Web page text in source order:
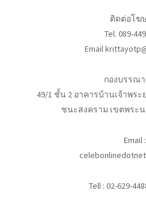
ติดต่อโฆ
Tel. 089-
Email
กองบรรณ
49/1 ชั้น 2 อาคารบ้านเจ้าพร
ชนะสงคราม เขตพระน
Email :
Tell : 02-629-